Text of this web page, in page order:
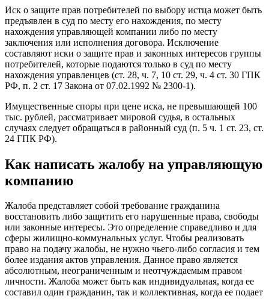
Иск о защите прав потребителей по выбору истца может быть
предъявлен в суд по месту его нахождения, по месту
нахождения управляющей компании либо по месту
заключения или исполнения договора. Исключение
составляют иски о защите прав и законных интересов группы
потребителей, которые подаются только в суд по месту
нахождения управленцев (ст. 28, ч. 7, 10 ст. 29, ч. 4 ст. 30 ГПК
РФ, п. 2 ст. 17 Закона от 07.02.1992 № 2300-1).
Имущественные споры при цене иска, не превышающей 100
тыс. рублей, рассматривает мировой судья, в остальных
случаях следует обращаться в районный суд (п. 5 ч. 1 ст. 23, ст.
24 ГПК РФ).
Как написать жалобу на управляющую
компанию
Жалоба представляет собой требование гражданина
восстановить либо защитить его нарушенные права, свободы
или законные интересы. Это определение справедливо и для
сферы жилищно-коммунальных услуг. Чтобы реализовать
право на подачу жалобы, не нужно чьего-либо согласия и тем
более издания актов управления. Данное право является
абсолютным, неограниченным и неотчуждаемым правом
личности. Жалоба может быть как индивидуальная, когда ее
составил один гражданин, так и коллективная, когда ее подает